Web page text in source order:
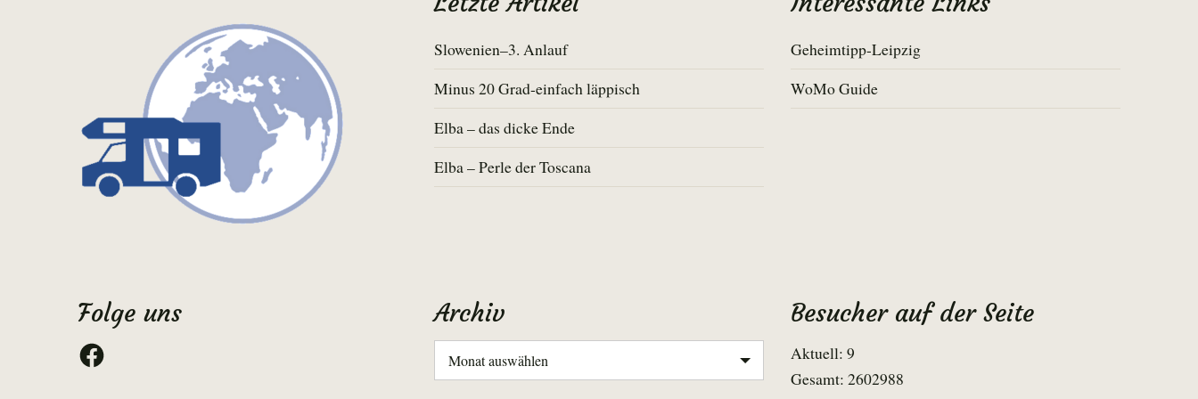
Slowenien–3. Anlauf
Minus 20 Grad-einfach läppisch
Elba – das dicke Ende
Elba – Perle der Toscana
Geheimtipp-Leipzig
WoMo Guide
Folge uns
Facebook
Archiv
Archiv
Besucher auf der Seite
Aktuell: 9
Gesamt: 2602988